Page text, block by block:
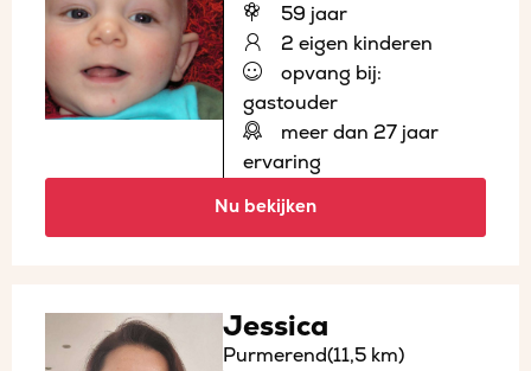
59 jaar
2 eigen kinderen
opvang bij:
gastouder
meer dan 27 jaar
ervaring
Nu bekijken
Jessica
Purmerend(11,5 km)